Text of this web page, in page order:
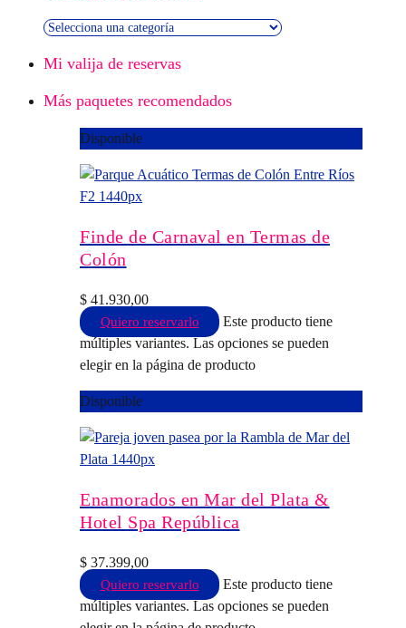
Mi valija de reservas
Más paquetes recomendados
Disponible
Finde de Carnaval en Termas de
Colón
$ 41.930,00
Quiero reservarlo
Este producto tiene
múltiples variantes. Las opciones se pueden
elegir en la página de producto
Disponible
Enamorados en Mar del Plata &
Hotel Spa República
$ 37.399,00
Quiero reservarlo
Este producto tiene
múltiples variantes. Las opciones se pueden